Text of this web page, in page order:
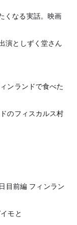
くなる実話。映画
演としずく堂さん
ンランドで食べた
のフィスカルス村
目前編 フィンラン
モと